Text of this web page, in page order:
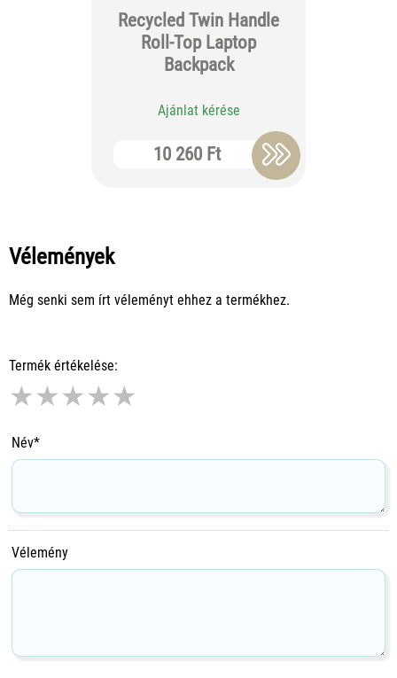
Recycled Twin Handle
Roll-Top Laptop
Backpack
Ajánlat kérése
10 260 Ft
Vélemények
Még senki sem írt véleményt ehhez a termékhez.
Termék értékelése:
★★★★★
Név*
Vélemény